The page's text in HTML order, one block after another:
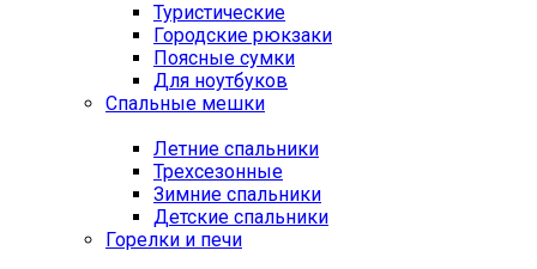
Туристические
Городские рюкзаки
Поясные сумки
Для ноутбуков
Спальные мешки
Летние спальники
Трехсезонные
Зимние спальники
Детские спальники
Горелки и печи